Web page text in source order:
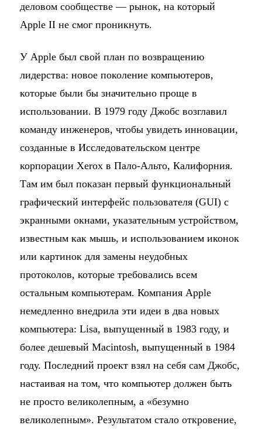
деловом сообществе — рынок, на который
Apple II не смог проникнуть.
У Apple был свой план по возвращению
лидерства: новое поколение компьютеров,
которые были бы значительно проще в
использовании. В 1979 году Джобс возглавил
команду инженеров, чтобы увидеть инновации,
созданные в Исследовательском центре
корпорации Xerox в Пало-Альто, Калифорния.
Там им был показан первый функциональный
графический интерфейс пользователя (GUI) с
экранными окнами, указательным устройством,
известным как мышь, и использованием иконок
или картинок для замены неудобных
протоколов, которые требовались всем
остальным компьютерам. Компания Apple
немедленно внедрила эти идеи в два новых
компьютера: Lisa, выпущенный в 1983 году, и
более дешевый Macintosh, выпущенный в 1984
году. Последний проект взял на себя сам Джобс,
настаивая на том, что компьютер должен быть
не просто великолепным, а «безумно
великолепным». Результатом стало откровение,